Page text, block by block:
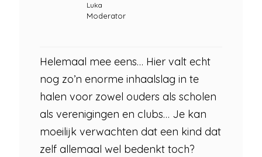
Luka
Moderator
Helemaal mee eens… Hier valt echt
nog zo’n enorme inhaalslag in te
halen voor zowel ouders als scholen
als verenigingen en clubs… Je kan
moeilijk verwachten dat een kind dat
zelf allemaal wel bedenkt toch?